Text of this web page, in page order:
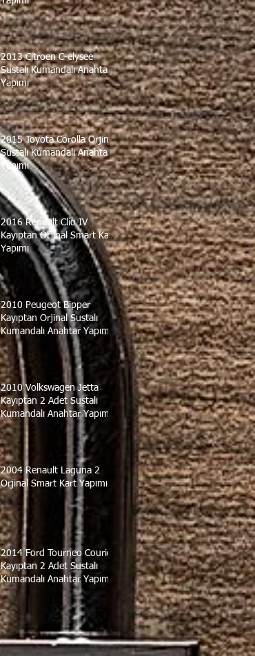
2013 Citroen C-elysee
Sustalı Kumandalı Anahtar
Yapımı
2015 Toyota Corolla Orjinal
Sustalı Kumandalı Anahtar
Yapımı
2016 Renault Clio IV
Kayıptan Orjinal Smart Kart
Yapımı
2010 Peugeot Bipper
Kayıptan Orjinal Sustalı
Kumandalı Anahtar Yapımı
2010 Volkswagen Jetta
Kayıptan 2 Adet Sustalı
Kumandalı Anahtar Yapımı
2004 Renault Laguna 2
Orjinal Smart Kart Yapımı
2014 Ford Tourneo Courier
Kayıptan 2 Adet Sustalı
Kumandalı Anahtar Yapımı